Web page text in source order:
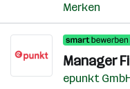
Merken
Manager
epunkt